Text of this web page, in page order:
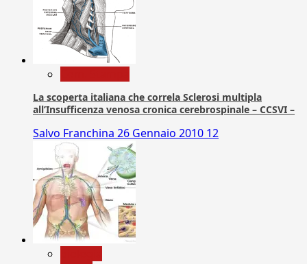
La scoperta italiana che correla Sclerosi multipla
all’Insufficenza venosa cronica cerebrospinale – CCSVI –
Salvo Franchina 26 Gennaio 2010 12